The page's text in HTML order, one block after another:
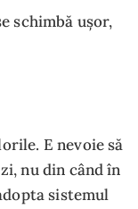
schimbă ușor,
E nevoie să
nu din când în
sistemul